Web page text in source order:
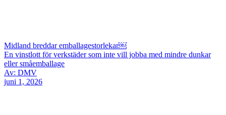
Midland breddar emballagestorlekar￼
En vinstlott för verkstäder som inte vill jobba med mindre dunkar
eller småemballage
Av: DMV
juni 1, 2026